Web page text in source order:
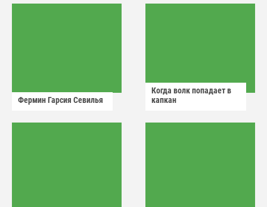
Фермин Гарсия Севилья
Когда волк попадает в
капкан